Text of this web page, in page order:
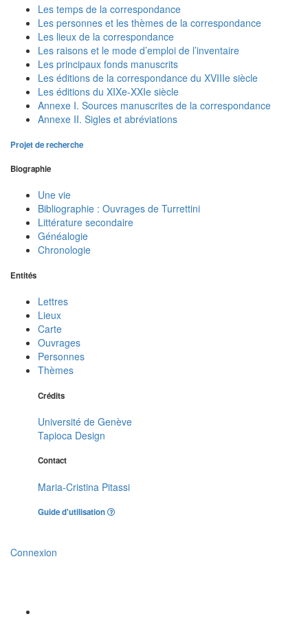
Les temps de la correspondance
Les personnes et les thèmes de la correspondance
Les lieux de la correspondance
Les raisons et le mode d’emploi de l’inventaire
Les principaux fonds manuscrits
Les éditions de la correspondance du XVIIIe siècle
Les éditions du XIXe-XXIe siècle
Annexe I. Sources manuscrites de la correspondance
Annexe II. Sigles et abréviations
Projet de recherche
Biographie
Une vie
Bibliographie : Ouvrages de Turrettini
Littérature secondaire
Généalogie
Chronologie
Entités
Lettres
Lieux
Carte
Ouvrages
Personnes
Thèmes
Crédits
Université de Genève
Tapioca Design
Contact
Maria-Cristina Pitassi
Guide d'utilisation
Connexion